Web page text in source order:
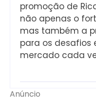
promoção de
não apenas o
mas também a
para os desafios
mercado cada
Anúncio